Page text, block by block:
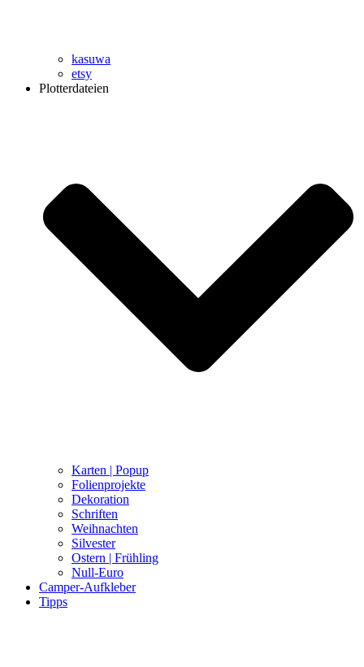
kasuwa
etsy
Plotterdateien
Karten | Popup
Folienprojekte
Dekoration
Schriften
Weihnachten
Silvester
Ostern | Frühling
Null-Euro
Camper-Aufkleber
Tipps